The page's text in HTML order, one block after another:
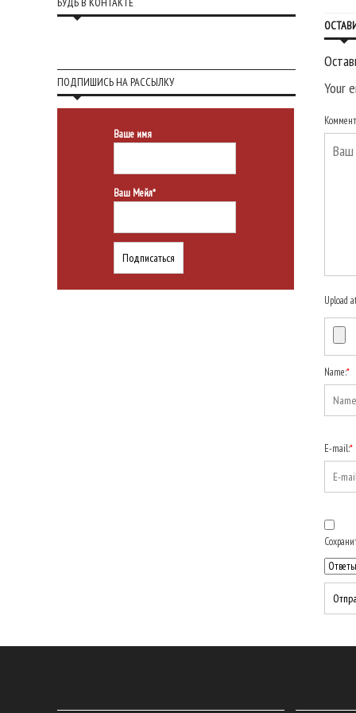
Your
Upload
Name:*
E-mail:*
ПОДПИШИСЬ НА РАССЫЛКУ
Ваше имя
Ваш Мейл*